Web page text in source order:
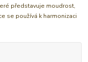
představuje moudrost,
se používá k harmonizaci